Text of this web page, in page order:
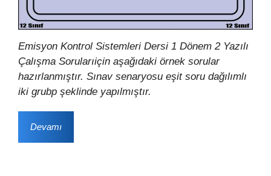
Emisyon Kontrol Sistemleri Dersi 1 Dönem 2 Yazılı
Çalışma Sorularıiçin aşağıdaki örnek sorular
hazırlanmıştır. Sınav senaryosu eşit soru dağılımlı
iki grubp şeklinde yapılmıştır.
Devamı